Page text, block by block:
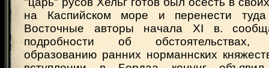
на Каспийском море и перенести
Восточные авторы начала XI в.
подробности об обстоятельствах,
образованию ранних норманнских